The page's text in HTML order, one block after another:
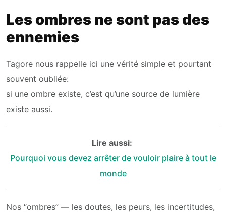
Les ombres ne sont pas des
ennemies
Tagore nous rappelle ici une vérité simple et pourtant
souvent oubliée:
si une ombre existe, c’est qu’une source de lumière
existe aussi.
Lire aussi:
Pourquoi vous devez arrêter de vouloir plaire à tout le
monde
Nos “ombres” — les doutes, les peurs, les incertitudes,